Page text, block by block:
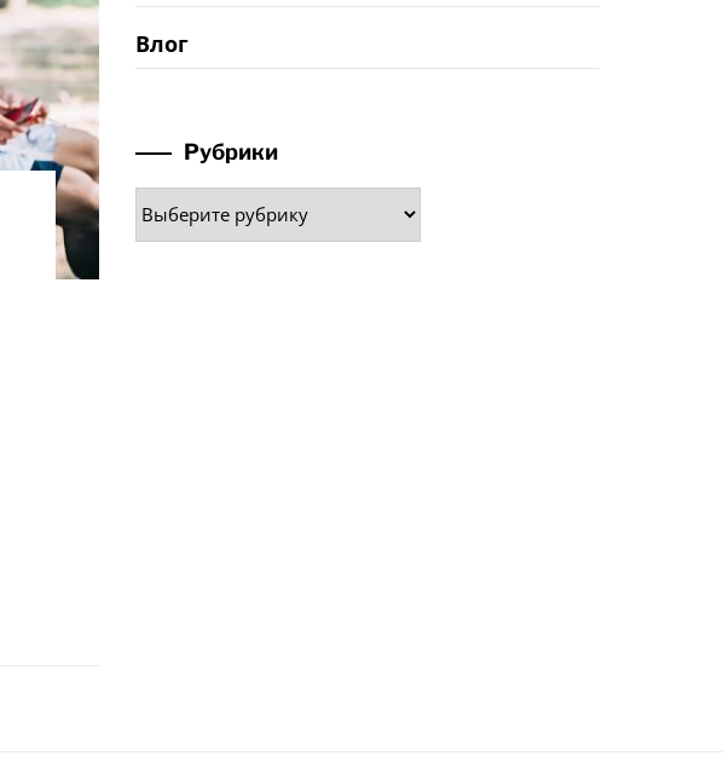
Влог
Рубрики
Рубрики